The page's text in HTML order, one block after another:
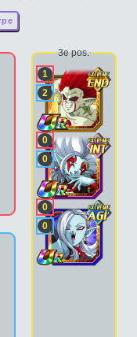
3e pos.
1
2
0
0
0
0